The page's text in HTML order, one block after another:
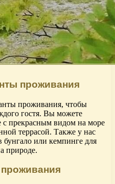
проживания
проживания, чтобы
гостя. Вы можете
с прекрасным видом на море
террасой. Также у нас
бунгало или кемпинге для
природе.